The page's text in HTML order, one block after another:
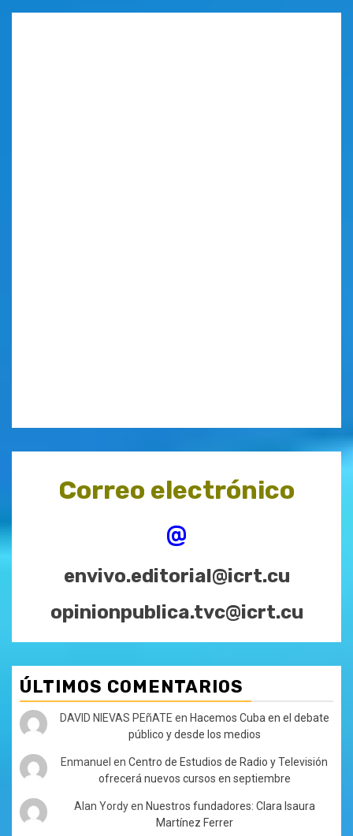
Correo electrónico
@
envivo.editorial@icrt.cu
opinionpublica.tvc@icrt.cu
ÚLTIMOS COMENTARIOS
DAVID NIEVAS PEñATE en Hacemos Cuba en el debate
público y desde los medios
Enmanuel enCentro de Estudios de Radio y Televisión
ofrecerá nuevos cursos en septiembre
Alan Yordyen Nuestros fundadores: Clara Isaura
Martínez Ferrer